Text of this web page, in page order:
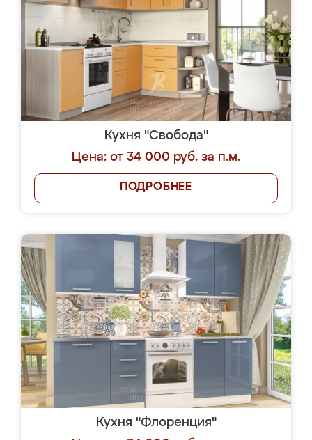
Кухня "Свобода"
Цена: от 34 000 руб. за п.м.
ПОДРОБНЕЕ
Кухня "Флоренция"